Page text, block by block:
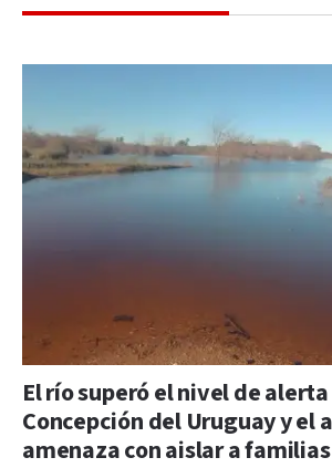
El río superó el nivel de
Concepción del Uruguay y el
amenaza con aislar a familias